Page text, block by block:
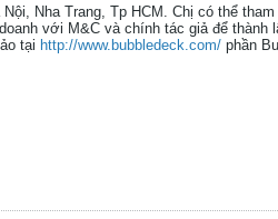
Nha Trang, Tp HCM. Chị có thể tham
với M&C và chính tác giả để thành
tại http://www.bubbledeck.com/ phần